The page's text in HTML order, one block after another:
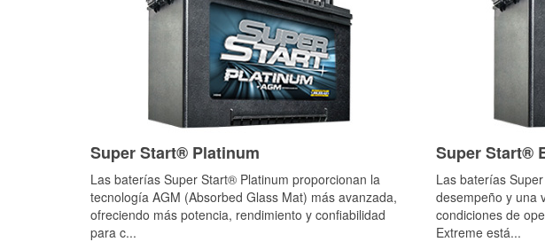
Super Start® Platinum
Las baterías Super Start® Platinum proporcionan la
tecnología AGM (Absorbed Glass Mat) más avanzada,
ofreciendo más potencia, rendimiento y confiabilidad
para c...
Super Start®
Las baterías
desempeño y una
condiciones de
Extreme está...